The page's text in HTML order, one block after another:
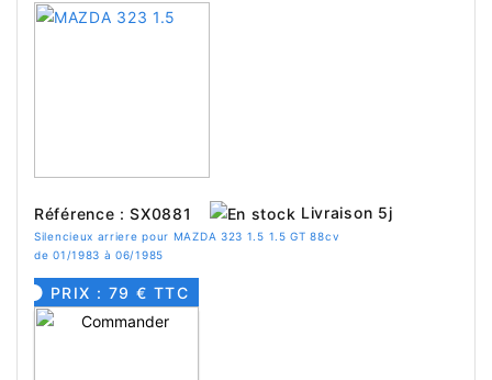
Référence : SX0881 Livraison 5j
Silencieux arriere pour MAZDA 323 1.5 1.5 GT 88cv
de 01/1983 à 06/1985
PRIX : 79 € TTC